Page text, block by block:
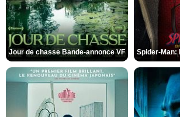
Jour de chasse Bande-annonce VF